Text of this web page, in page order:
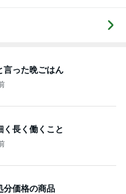
言った晩ごはん
く長く働くこと
分価格の商品